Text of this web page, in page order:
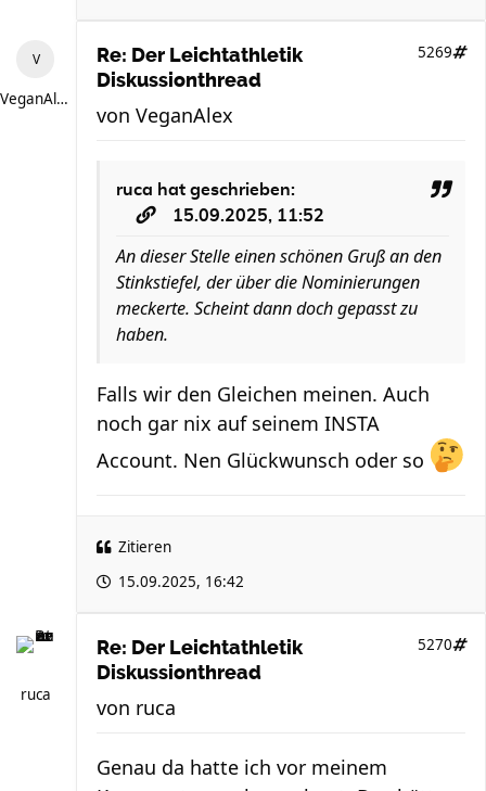
VeganAlex
Re: Der Leichtathletik
Diskussionthread
5269
von VeganAlex
ruca hat geschrieben:
15.09.2025, 11:52
An dieser Stelle einen schönen Gruß an den
Stinkstiefel, der über die Nominierungen
meckerte. Scheint dann doch gepasst zu
haben.
Falls wir den Gleichen meinen. Auch
noch gar nix auf seinem INSTA
Account. Nen Glückwunsch oder so
Zitieren
15.09.2025, 16:42
ruca
Re: Der Leichtathletik
Diskussionthread
5270
von ruca
Genau da hatte ich vor meinem